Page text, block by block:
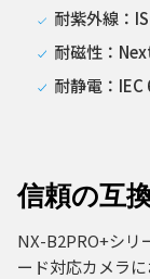
耐紫外線：
耐磁性：
耐静電：
信頼の互
NX-B2PRO+シリ
ード対応カメラ